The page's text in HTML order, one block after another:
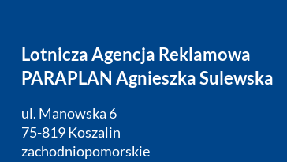
Lotnicza Agencja Reklamowa
PARAPLAN Agnieszka Sulewska
ul. Manowska 6
75-819 Koszalin
zachodniopomorskie